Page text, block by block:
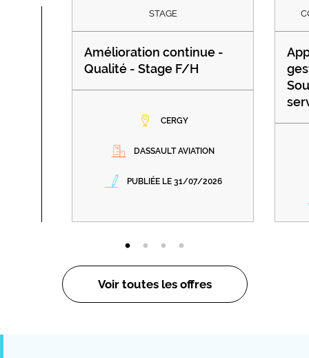
STAGE
Amélioration continue -
Qualité - Stage F/H
CERGY
DASSAULT AVIATION
PUBLIÉE LE 31/07/2026
Voir toutes les offres